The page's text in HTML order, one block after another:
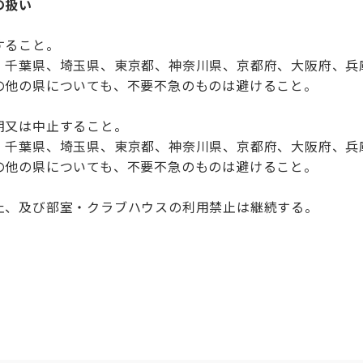
扱い
と。
埼玉県、東京都、神奈川県、京都府、大阪府、兵
についても、不要不急のものは避けること。
止すること。
埼玉県、東京都、神奈川県、京都府、大阪府、兵
についても、不要不急のものは避けること。
室・クラブハウスの利用禁止は継続する。